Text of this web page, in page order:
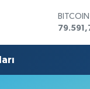
BITCOIN